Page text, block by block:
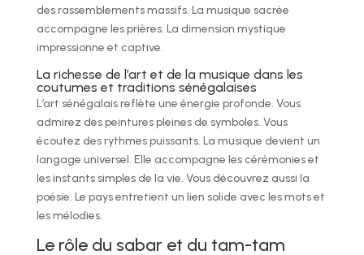
des rassemblements massifs. La musique sacrée
accompagne les prières. La dimension mystique
impressionne et captive.
La richesse de l’art et de la musique dans les
coutumes et traditions sénégalaises
L’art sénégalais reflète une énergie profonde. Vous
admirez des peintures pleines de symboles. Vous
écoutez des rythmes puissants. La musique devient un
langage universel. Elle accompagne les cérémonies et
les instants simples de la vie. Vous découvrez aussi la
poésie. Le pays entretient un lien solide avec les mots et
les mélodies.
Le rôle du sabar et du tam-tam